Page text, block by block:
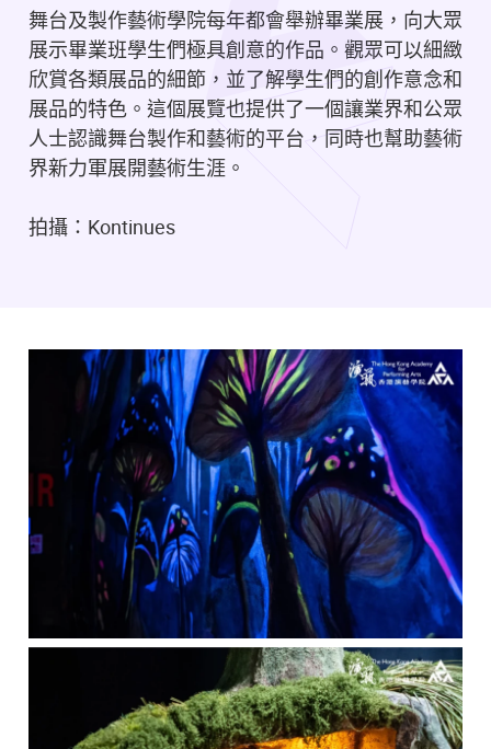
舞台及製作藝術學院每年都會舉辦畢業展，向大眾
展示畢業班學生們極具創意的作品。觀眾可以細緻
欣賞各類展品的細節，並了解學生們的創作意念和
展品的特色。這個展覽也提供了一個讓業界和公眾
人士認識舞台製作和藝術的平台，同時也幫助藝術
界新力軍展開藝術生涯。
拍攝：Kontinues